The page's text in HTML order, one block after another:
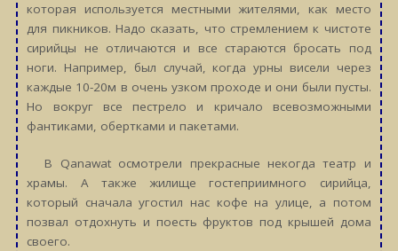
которая используется местными жителями, как место
для пикников. Надо сказать, что стремлением к чистоте
сирийцы не отличаются и все стараются бросать под
ноги. Например, был случай, когда урны висели через
каждые 10-20м в очень узком проходе и они были пусты.
Но вокруг все пестрело и кричало всевозможными
фантиками, обертками и пакетами.
В Qanawat осмотрели прекрасные некогда театр и
храмы. А также жилище гостеприимного сирийца,
который сначала угостил нас кофе на улице, а потом
позвал отдохнуть и поесть фруктов под крышей дома
своего.